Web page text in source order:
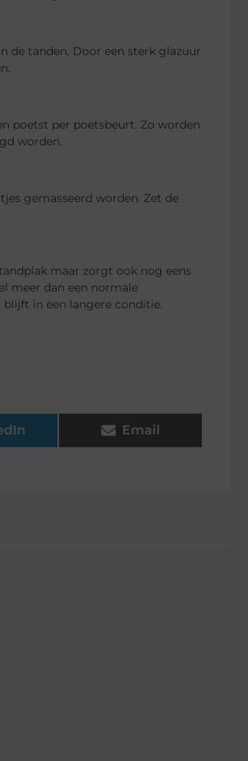
de tanden. Door een sterk glazuur
poetst per poetsbeurt. Zo worden
worden.
gemasseerd worden. Zet de
maar zorgt ook nog eens
meer dan een normale
in een langere conditie.
Email